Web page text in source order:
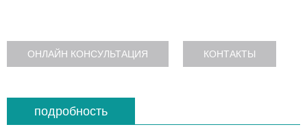
ОНЛАЙН КОНСУЛЬТАЦИЯ КОНТАКТЫ
подробность